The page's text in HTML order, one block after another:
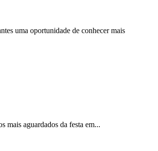
uma oportunidade de conhecer mais
mais aguardados da festa em...